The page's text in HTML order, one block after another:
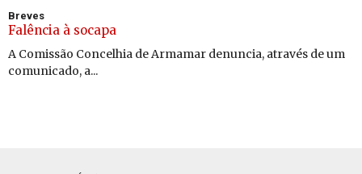
Breves
Falência à socapa
A Comissão Concelhia de Armamar denuncia, através de um
comunicado, a...